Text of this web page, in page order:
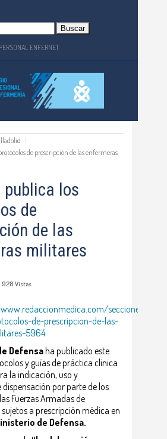
ENFERNET
de prescripción de las enfermeras
publica los
de
de las
militares
928 Vistas
secciones/
de-prescripcion-de-las-
5964
Defensa ha publicado este
y guías de práctica clínica
la indicación, uso y
por parte de los
Fuerzas Armadas de
a prescripción médica en
de Defensa.